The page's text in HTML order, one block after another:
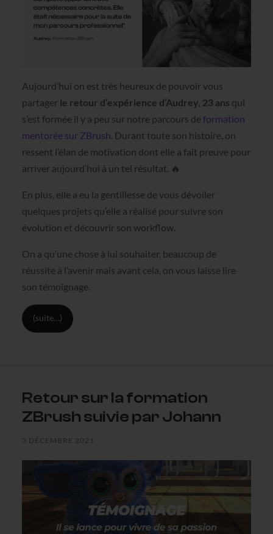
Aujourd’hui on est très heureux de pouvoir vous
partager le retour d’expérience d’Audrey, 23 ans qui
s’est formée il y a peu sur notre parcours deformation
mentorée sur ZBrush . Durant toute son histoire, on
ressent l’élan de motivation dont elle a fait preuve pour
arriver aujourd’hui à un tel résultat. 🔥
En plus, elle a eu la gentillesse de vous dévoiler
quelques projets qu’elle a réalisé pour suivre son
évolution et découvrir son workflow.
On a qu’une chose à lui souhaiter, beaucoup de
réussite à l’avenir mais avant cela, on vous laisse lire
son témoignage.
(suite…)
Retour sur la formation
ZBrush suivie par Johann
3 DÉCEMBRE 2021